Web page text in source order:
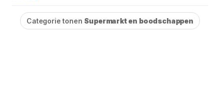
Categorie tonen Supermarkt en boodschappen